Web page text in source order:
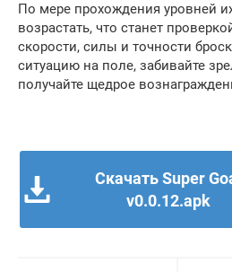
По мере прохождения уровней
возрастать, что станет
скорости, силы и точности
ситуацию на поле, забивайте
получайте щедрое
Скачать Super
v0.0.12.apk